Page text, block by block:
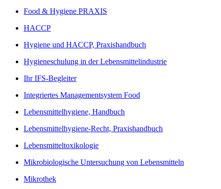
Food & Hygiene PRAXIS
HACCP
Hygiene und HACCP, Praxishandbuch
Hygieneschulung in der Lebensmittelindustrie
Ihr IFS-Begleiter
Integriertes Managementsystem Food
Lebensmittelhygiene, Handbuch
Lebensmittelhygiene-Recht, Praxishandbuch
Lebensmitteltoxikologie
Mikrobiologische Untersuchung von Lebensmitteln
Mikrothek